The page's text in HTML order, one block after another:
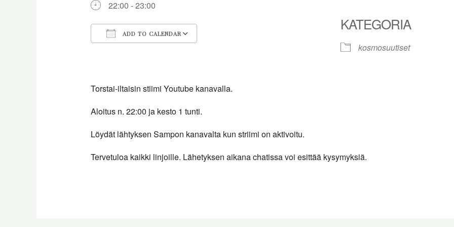
22:00 - 23:00
ADD TO CALENDAR
iCalendar
KATEGORIA
kosmosuutiset
Torstai-iltaisin stiimi Youtube kanavalla.
Aloitus n. 22:00 ja kesto 1 tunti.
Löydät lähtyksen Sampon kanavalta kun striimi on aktivoitu.
Tervetuloa kaikki linjoille. Lähetyksen aikana chatissa voi esittää kysymyksiä.